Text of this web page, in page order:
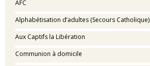
AFC
Alphabétisation d’adultes (Secours Catholique)
Aux Captifs la Libération
Communion à domicile